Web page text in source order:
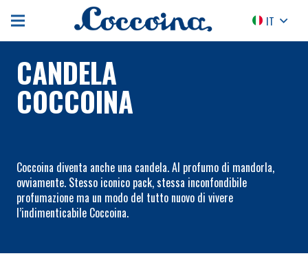
IT
CANDELA
COCCOINA
Coccoina diventa anche una candela. Al profumo di mandorla,
ovviamente. Stesso iconico pack, stessa inconfondibile
profumazione ma un modo del tutto nuovo di vivere
l’indimenticabile Coccoina.